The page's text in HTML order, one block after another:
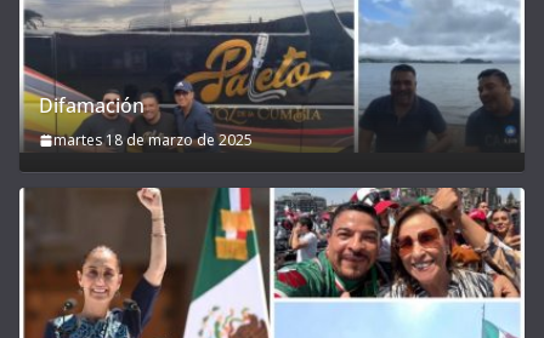
Difamación
martes 18 de marzo de 2025